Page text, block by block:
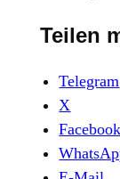
Teilen
Telegram
X
Facebook